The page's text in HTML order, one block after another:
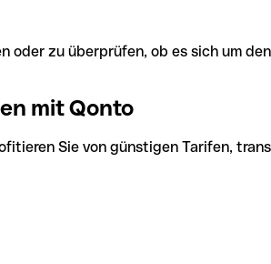
zu überprüfen, ob es sich um
mit Qonto
Sie von günstigen Tarifen,